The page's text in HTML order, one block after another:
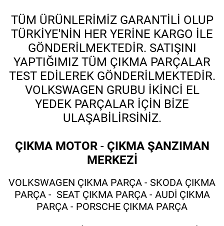
TÜM ÜRÜNLERİMİZ GARANTİLİ OLUP
TÜRKİYE'NİN HER YERİNE KARGO İLE
GÖNDERİLMEKTEDİR. SATIŞINI
YAPTIĞIMIZ TÜM ÇIKMA PARÇALAR
TEST EDİLEREK GÖNDERİLMEKTEDİR.
VOLKSWAGEN GRUBU İKİNCİ EL
YEDEK PARÇALAR İÇİN BİZE
ULAŞABİLİRSİNİZ.
ÇIKMA MOTOR- ÇIKMA ŞANZIMAN
MERKEZİ
VOLKSWAGEN ÇIKMA PARÇA - SKODA ÇIKMA
PARÇA - SEAT ÇIKMA PARÇA - AUDİ ÇIKMA
PARÇA - PORSCHE ÇIKMA PARÇA